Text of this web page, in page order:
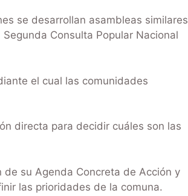
se desarrollan asambleas similares
Consulta Popular Nacional
el cual las comunidades
directa para decidir cuáles son las
su Agenda Concreta de Acción y
las prioridades de la comuna.